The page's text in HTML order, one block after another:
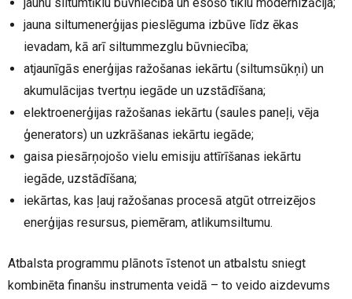
jauna siltumenerģijas pieslēguma izbūve līdz ēkas
ievadam, kā arī siltummezglu būvniecība;
atjaunīgās enerģijas ražošanas iekārtu (siltumsūkņi) un
akumulācijas tvertņu iegāde un uzstādīšana;
elektroenerģijas ražošanas iekārtu (saules paneļi, vēja
ģenerators) un uzkrāšanas iekārtu iegāde;
gaisa piesārņojošo vielu emisiju attīrīšanas iekārtu
iegāde, uzstādīšana;
iekārtas, kas ļauj ražošanas procesā atgūt otrreizējos
enerģijas resursus, piemēram, atlikumsiltumu.
Atbalsta programmu plānots īstenot un atbalstu sniegt
kombinēta finanšu instrumenta veidā – to veido aizdevums